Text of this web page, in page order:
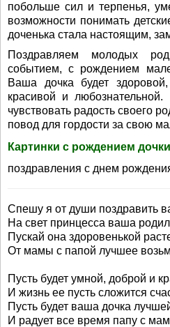
побольше сил и терпенья,
возможности понимать
доченька стала настоящим,
Поздравляем молодых
событием, с рождением
Ваша дочка будет
красивой и
чувствовать радость своего
повод для гордости за свою
Картинки с рождением дочки
поздравления с днем
Спешу я от души поздравить
На свет принцесса ваша
Пускай она здоровенькой
От мамы с папой лучшее
Пусть будет умной, доброй и
И жизнь ее пусть сложится
Пусть будет ваша дочка
И радует все время папу с